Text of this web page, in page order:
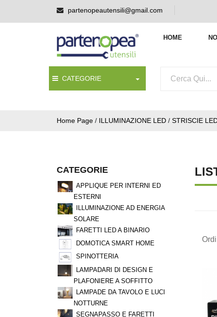
partenopeautensili@gmail.com
HOME
CATEGORIE
Home Page / ILLUMINAZIONE LED / STRISCIE
CATEGORIE
APPLIQUE PER INTERNI ED
ESTERNI
ILLUMINAZIONE AD ENERGIA
SOLARE
FARETTI LED A BINARIO
DOMOTICA SMART HOME
SPINOTTERIA
LAMPADARI DI DESIGN E
PLAFONIERE A SOFFITTO
LAMPADE DA TAVOLO E LUCI
NOTTURNE
SEGNAPASSO E FARETTI